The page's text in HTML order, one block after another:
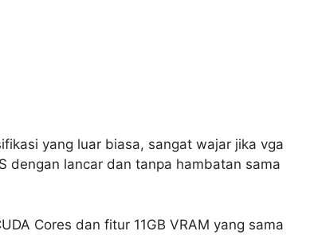
yang luar biasa, sangat wajar jika vga
dengan lancar dan tanpa hambatan sama
Cores dan fitur 11GB VRAM yang sama